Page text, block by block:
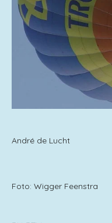
André de Lucht
Foto: Wigger Feenstra